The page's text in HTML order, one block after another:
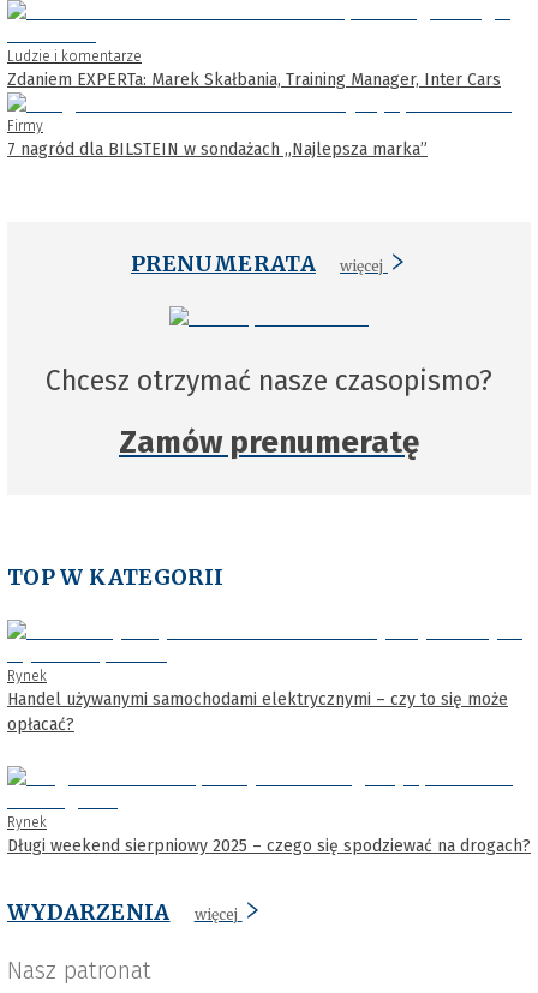
Ludzie i komentarze
Zdaniem EXPERTa: Marek Skałbania, Training Manager, Inter Cars
Firmy
7 nagród dla BILSTEIN w sondażach „Najlepsza marka”
PRENUMERATA więcej
Chcesz otrzymać nasze czasopismo?
Zamów prenumeratę
TOP W KATEGORII
Rynek
Handel używanymi samochodami elektrycznymi – czy to się może
opłacać?
Rynek
Długi weekend sierpniowy 2025 – czego się spodziewać na drogach?
WYDARZENIA więcej
Nasz patronat